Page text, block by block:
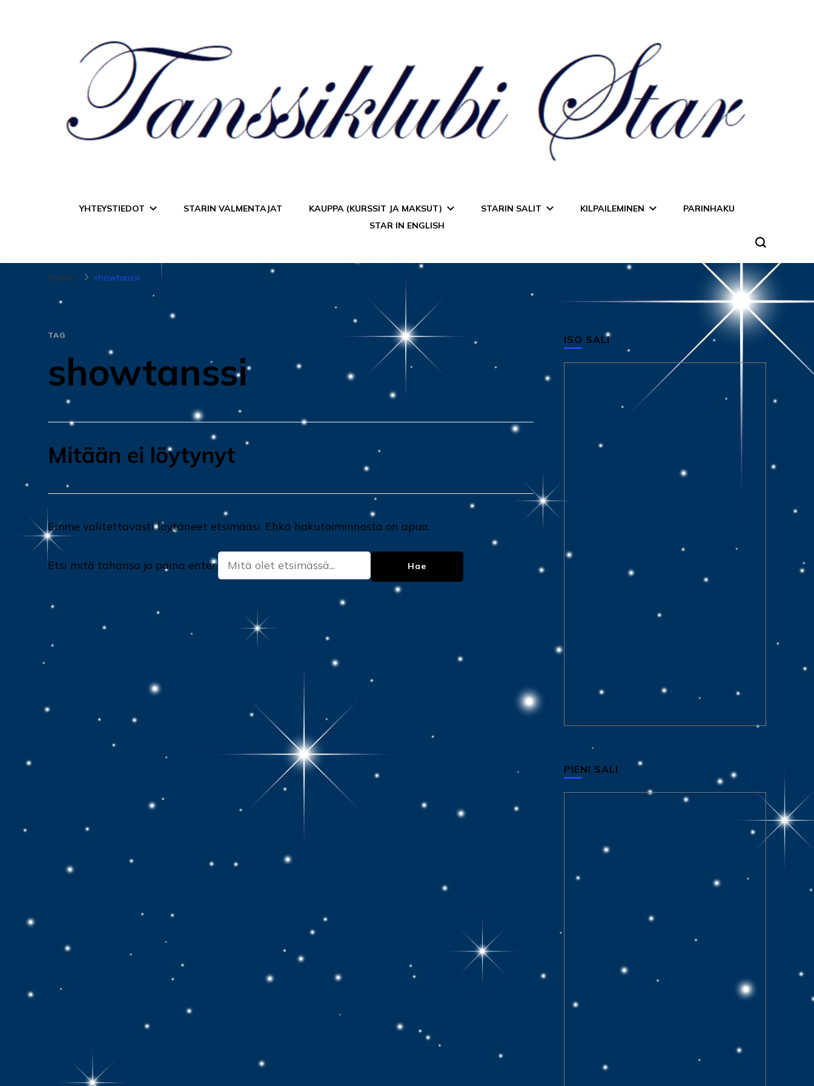
YHTEYSTIEDOT STARIN VALMENTAJAT KAUPPA (KURSSIT JA MAKSUT) STARIN SALIT KILPAILEMINEN
PARINHAKU
STAR IN ENGLISH
Etusivu showtanssi
TAG
showtanssi
Mitään ei löytynyt
Emme valitettavasti löytäneet etsimääsi. Ehkä hakutoiminnosta on apua.
Etsitkö
Etsi mitä tahansa ja paina enter.
ISO SALI
PIENI SALI